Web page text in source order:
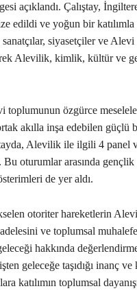
açıklandı. Çalıştay,
edildi ve yoğun bir
siyasetçiler ve
Alevilik, kimlik, kültür ve
toplumunun özgürce
akılla inşa edebilen güçlü
Alevilik ile ilgili 4 panel
oturumlar arasında gençlik
de yer aldı.
otoriter hareketlerin
ve toplumsal
hakkında
geleceğe taşıdığı inanç ve
katılımın toplumsal